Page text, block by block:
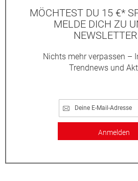
MÖCHTEST DU 15 €*
MELDE DICH ZU
Nichts mehr verpassen –
Trendnews und
Anmelden